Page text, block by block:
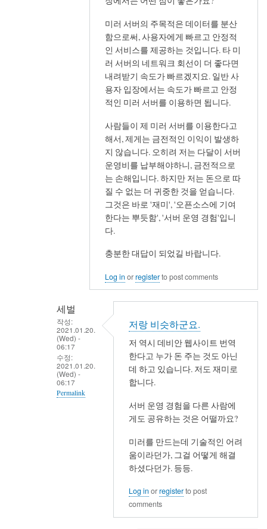
미러 서버의 주목적은 데이터를 분산
함으로써, 사용자에게 빠르고 안정적
인 서비스를 제공하는 것입니다. 타 미
러 서버의 네트워크 회선이 더 좋다면
내려받기 속도가 빠르겠지요. 일반 사
용자 입장에서는 속도가 빠르고 안정
적인 미러 서버를 이용하면 됩니다.
사람들이 제 미러 서버를 이용한다고
해서, 제게는 금전적인 이익이 발생하
지 않습니다. 오히려 저는 다달이 서버
운영비를 납부해야하니, 금전적으로
는 손해입니다. 하지만 저는 돈으로 따
질 수 없는 더 귀중한 것을 얻습니다.
그것은 바로 '재미', '오픈소스에 기여
한다는 뿌듯함', '서버 운영 경험'입니
다.
충분한 대답이 되었길 바랍니다.
Log in orregisterto post comments
세벌
작성:
2021.01.20.
(Wed) -
06:17
수정:
2021.01.20.
(Wed) -
06:17
Permalink
저랑 비슷하군요.
저 역시 데비안 웹사이트 번역
한다고 누가 돈 주는 것도 아닌
데 하고 있습니다. 저도 재미로
합니다.
서버 운영 경험을 다른 사람에
게도 공유하는 것은 어떨까요?
미러를 만드는데 기술적인 어려
움이라던가, 그걸 어떻게 해결
하셨다던가. 등등.
Log in orregisterto post
comments